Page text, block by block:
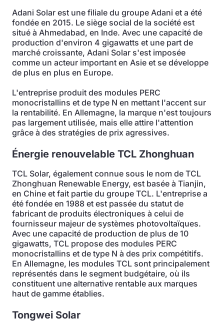
Adani Solar est une filiale du groupe Adani et a été
fondée en 2015. Le siège social de la société est
situé à Ahmedabad, en Inde. Avec une capacité de
production d'environ 4 gigawatts et une part de
marché croissante, Adani Solar s'est imposée
comme un acteur important en Asie et se développe
de plus en plus en Europe.
L'entreprise produit des modules PERC
monocristallins et de type N en mettant l'accent sur
la rentabilité. En Allemagne, la marque n'est toujours
pas largement utilisée, mais elle attire l'attention
grâce à des stratégies de prix agressives.
Énergie renouvelable TCL Zhonghuan
TCL Solar, également connue sous le nom de TCL
Zhonghuan Renewable Energy, est basée à Tianjin,
en Chine et fait partie du groupe TCL. L'entreprise a
été fondée en 1988 et est passée du statut de
fabricant de produits électroniques à celui de
fournisseur majeur de systèmes photovoltaïques.
Avec une capacité de production de plus de 10
gigawatts, TCL propose des modules PERC
monocristallins et de type N à des prix compétitifs.
En Allemagne, les modules TCL sont principalement
représentés dans le segment budgétaire, où ils
constituent une alternative rentable aux marques
haut de gamme établies.
Tongwei Solar